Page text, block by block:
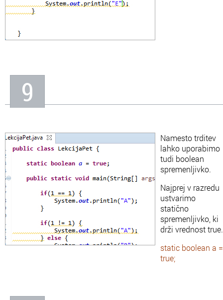
9
Namesto trditev
lahko uporabimo
tudi boolean
spremenljivko.
Najprej v razredu
ustvarimo
statično
spremenljivko, ki
drži vrednost true.
static boolean a =
true;